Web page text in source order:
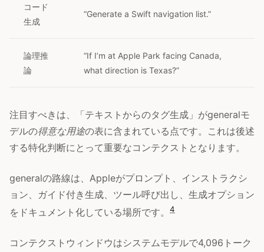
コード
生成
“Generate a Swift navigation list.”
論理推
論
“If I’m at Apple Park facing Canada,
what direction is Texas?”
注目すべきは、「テキストからのタグ生成」がgeneralモ
デルの得意な用途の表に含まれている点です。これは後述
する特化判断にとって重要なコンテクストとなります。
generalの路線は、Appleがプロンプト、インストラクシ
ョン、ガイド付き生成、ツール呼び出し、生成オプション
をドキュメント化している場所です。
4
コンテクストウィンドウはシステムモデルで4,096トーク